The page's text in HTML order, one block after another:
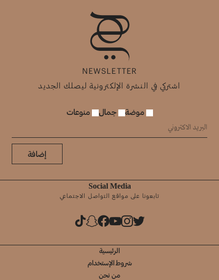
NEWSLETTER
اشتركي في النشرة الإلكترونية ليصلك الجديد
موضة جمال منوعات
إضافة
Social Media
تابعونا على مواقع التواصل الاجتماعي
الرئيسية
شروط الإستخدام
من نحن